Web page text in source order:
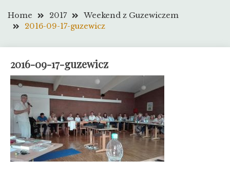
Home 2017
Weekend z Guzewiczem
2016-09-17-guzewicz
2016-09-17-guzewicz